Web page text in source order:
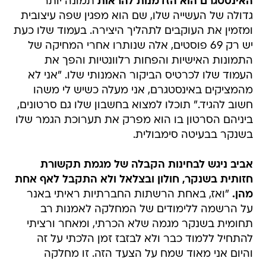
גדולה של העשייה שלו, שם הוא מפגין שפה עיצובית
ומזמין את העוקבים לתהליך היצירה. בעמוד שלו כעת
יש רק 69 פוסטים, אלה שנותרו אחרי המחיקה של
התמונות האישיות והפחות רלוונטיות והפך את
העמוד שלו לכרטיס הביקור האמנותי שלו. "אני לא
מהמציקים באינסטגרם, אני מעלה כשיש לי משהו
חשוב להגיד." תוכלו למצוא בחשבון שלו גם סרטונים,
ביניהם הסרטון בו הוא מפרק את תערוכת הגמר שלו
בשנקר בבעיטה סימבולית.
אביב ניגש לבחינות הקבלה של מגמת תקשורת
חזותית בשנקר, חולון ובצלאל ולא התקבל לאף אחת
מהן. "ואז, באחת הרשתות החברתיות ראיתי באנר
על הרשמה ללימודים של המחלקה לאמנות רב
תחומית בשנקר מגמה שלא הכרתי, ומאחר ורציתי
להתחיל ללמוד כבר ולא לבזבז זמן הלכתי על זה
והיום אני מאוד שמח על הצעד הזה. זו מחלקה